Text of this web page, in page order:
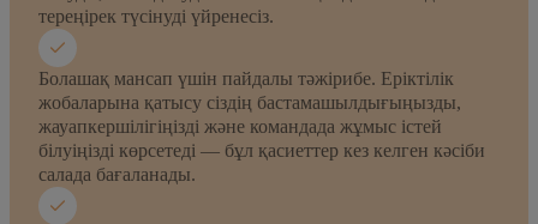
тереңірек түсінуді үйренесіз.
Болашақ мансап үшін пайдалы тәжірибе. Еріктілік
жобаларына қатысу сіздің бастамашылдығыңызды,
жауапкершілігіңізді және командада жұмыс істей
білуіңізді көрсетеді — бұл қасиеттер кез келген кәсіби
салада бағаланады.